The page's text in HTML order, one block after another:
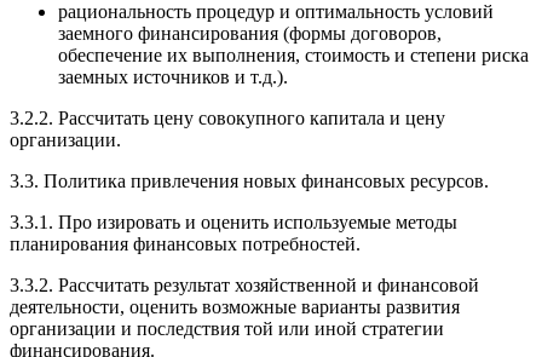
рациональность процедур и оптимальность условий
заемного финансирования (формы договоров,
обеспечение их выполнения, стоимость и степени риска
заемных источников и т.д.).
3.2.2. Рассчитать цену совокупного капитала и цену
организации.
3.3. Политика привлечения новых финансовых ресурсов.
3.3.1. Про изировать и оценить используемые методы
планирования финансовых потребностей.
3.3.2. Рассчитать результат хозяйственной и финансовой
деятельности, оценить возможные варианты развития
организации и последствия той или иной стратегии
финансирования.